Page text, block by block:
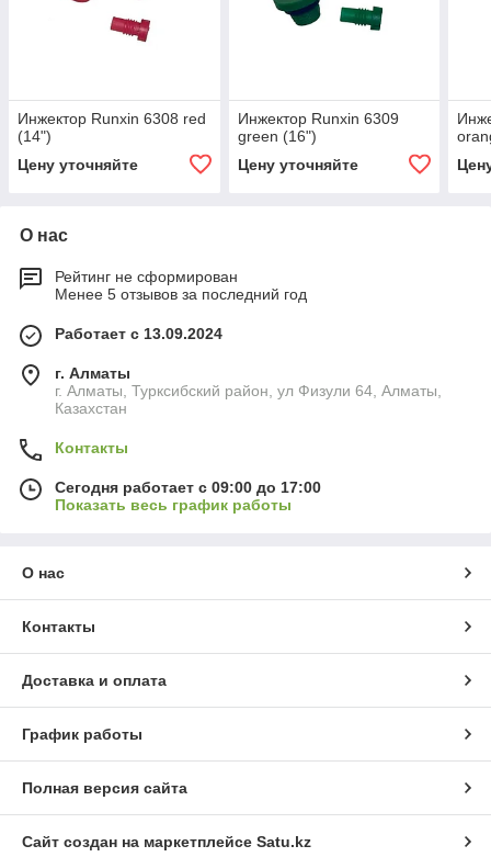
Инжектор Runxin 6308 red
(14")
Цену уточняйте
Инжектор Runxin 6309
green (16")
Цену уточняйте
О нас
Рейтинг не сформирован
Менее 5 отзывов за последний год
Работает с 13.09.2024
г. Алматы
г. Алматы, Турксибский район, ул Физули 64, Алматы,
Казахстан
Контакты
Сегодня работает с 09:00 до 17:00
Показать весь график работы
О нас
Контакты
Доставка и оплата
График работы
Полная версия сайта
Сайт создан на маркетплейсе Satu.kz